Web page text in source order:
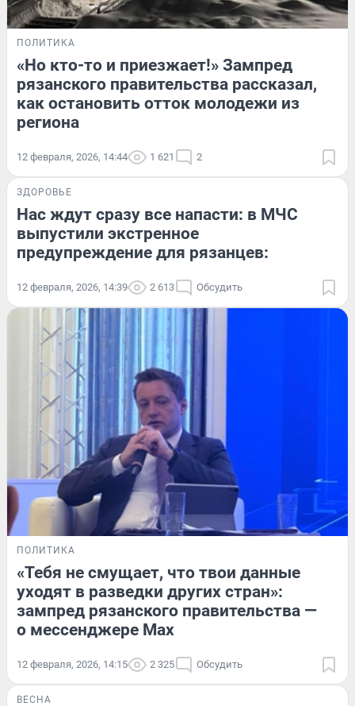
ПОЛИТИКА
«Но кто-то и приезжает!» Зампред
рязанского правительства рассказал,
как остановить отток молодежи из
региона
12 февраля, 2026, 14:44 1 621 2
ЗДОРОВЬЕ
Нас ждут сразу все напасти: в МЧС
выпустили экстренное
предупреждение для рязанцев:
12 февраля, 2026, 14:39 2 613 Обсудить
ПОЛИТИКА
«Тебя не смущает, что твои данные
уходят в разведки других стран»:
зампред рязанского правительства —
о мессенджере Max
12 февраля, 2026, 14:15 2 325 Обсудить
ВЕСНА